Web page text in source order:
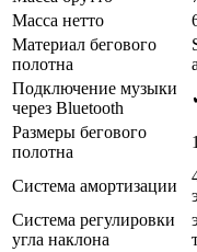
Масса нетто
Материал бегового
полотна
Подключение музыки
через Bluetooth
Размеры бегового
полотна
Система амортизации
Система регулировки
угла наклона